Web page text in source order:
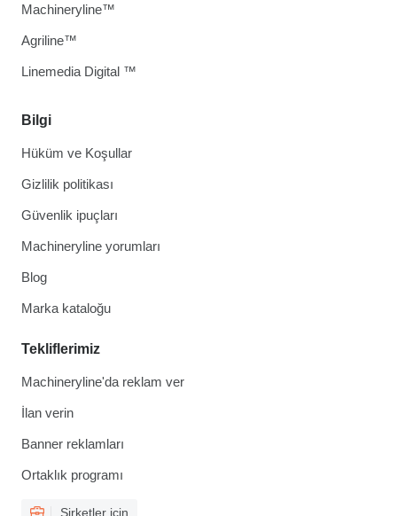
Bilgi
Hüküm ve Koşullar
Gizlilik politikası
Güvenlik ipuçları
Machineryline yorumları
Blog
Marka kataloğu
Tekliflerimiz
Machineryline'da reklam ver
İlan verin
Banner reklamları
Ortaklık programı
Şirketler için
Machineryline™
Agriline™
Linemedia Digital ™